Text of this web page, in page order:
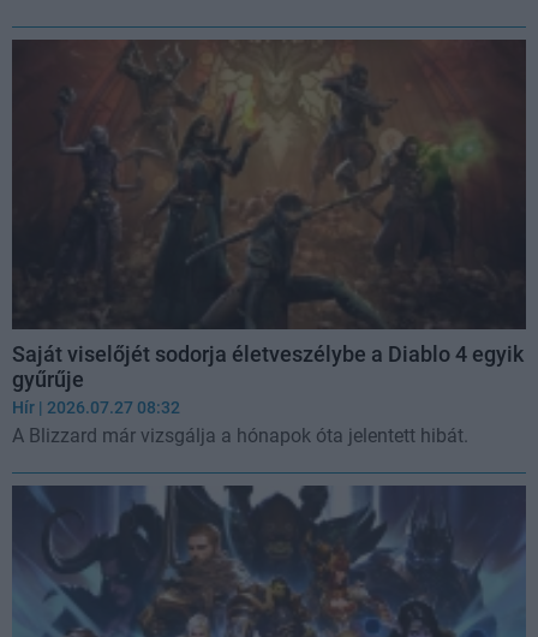
Saját viselőjét sodorja életveszélybe a Diablo 4 egyik
gyűrűje
Hír | 2026.07.27 08:32
A Blizzard már vizsgálja a hónapok óta jelentett hibát.